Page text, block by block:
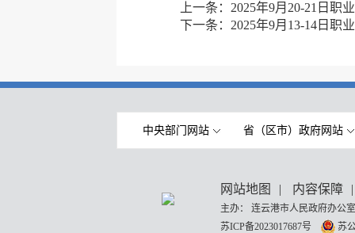
上一条： 2025年9月20-21日职
下一条： 2025年9月13-14日职
中央部门网站 省（区市）政府网站
网站地图 | 内容保障 |
主办： 连云港市人民政府办
苏ICP备2023017687号
苏